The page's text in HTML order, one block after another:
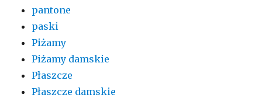
pantone
paski
Piżamy
Piżamy damskie
Płaszcze
Płaszcze damskie